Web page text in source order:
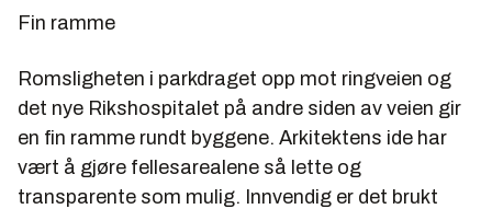
Fin ramme
Romsligheten i parkdraget opp mot ringveien og
det nye Rikshospitalet på andre siden av veien gir
en fin ramme rundt byggene. Arkitektens ide har
vært å gjøre fellesarealene så lette og
transparente som mulig. Innvendig er det brukt